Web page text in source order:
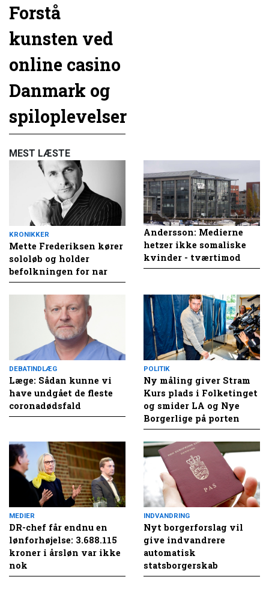
Forstå
kunsten ved
online casino
Danmark og
spiloplevelser
MEST LÆSTE
KRONIKKER
Mette Frederiksen kører
sololøb og holder
befolkningen for nar
Andersson: Medierne
hetzer ikke somaliske
kvinder - tværtimod
DEBATINDLÆG
Læge: Sådan kunne vi
have undgået de fleste
coronadødsfald
POLITIK
Ny måling giver Stram
Kurs plads i Folketinget
og smider LA og Nye
Borgerlige på porten
MEDIER
DR-chef får endnu en
lønforhøjelse: 3.688.115
kroner i årsløn var ikke
nok
INDVANDRING
Nyt borgerforslag vil
give indvandrere
automatisk
statsborgerskab